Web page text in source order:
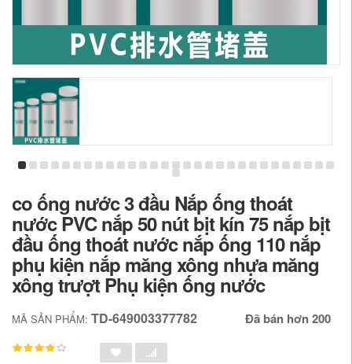
co ống nước 3 đầu Nắp ống thoát
nước PVC nắp 50 nút bịt kín 75 nắp bịt
đầu ống thoát nước nắp ống 110 nắp
phụ kiện nắp măng xông nhựa măng
xông trượt Phụ kiện ống nước
MÃ SẢN PHẨM: TD-649003377782 Đã bán hơn 200